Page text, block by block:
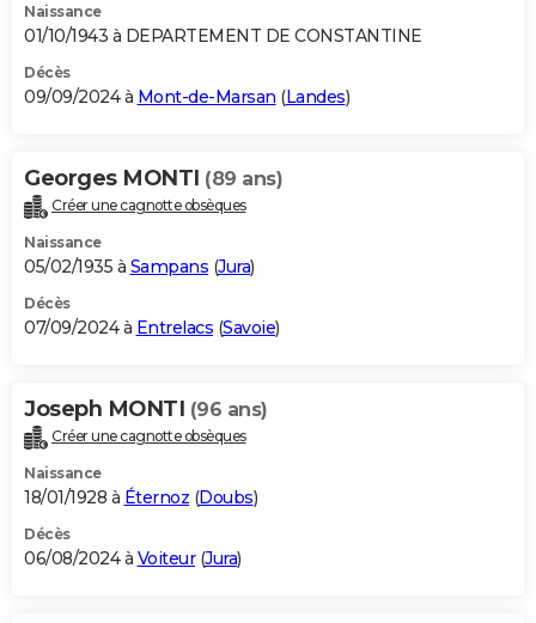
Naissance
01/10/1943 à DEPARTEMENT DE CONSTANTINE
Décès
09/09/2024 à Mont-de-Marsan (Landes)
Georges MONTI (89 ans)
Créer une cagnotte obsèques
Naissance
05/02/1935 à Sampans (Jura)
Décès
07/09/2024 à Entrelacs (Savoie)
Joseph MONTI (96 ans)
Créer une cagnotte obsèques
Naissance
18/01/1928 à Éternoz (Doubs)
Décès
06/08/2024 à Voiteur(Jura)